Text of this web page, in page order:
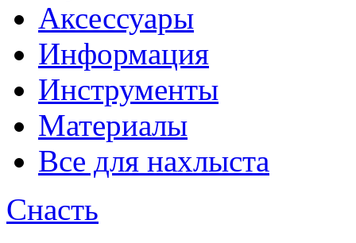
Аксессуары
Информация
Инструменты
Материалы
Все для нахлыста
Снасть